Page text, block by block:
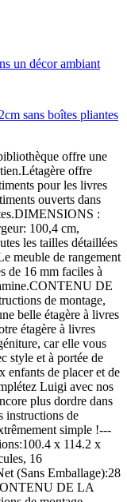
sans boîtes pliantes
offre une
offre
pour les livres
ouverts dans
:
100,4 cm,
les tailles détaillées
meuble de rangement
de 16 mm faciles à
DE
de montage,
belle étagère à livres
étagère à livres
car elle vous
style et à portée de
enfants de placer et de
Luigi avec nos
plus dordre dans
instructions de
simple !---
x 114.2 x
16
(Sans Emballage):28
DE LA